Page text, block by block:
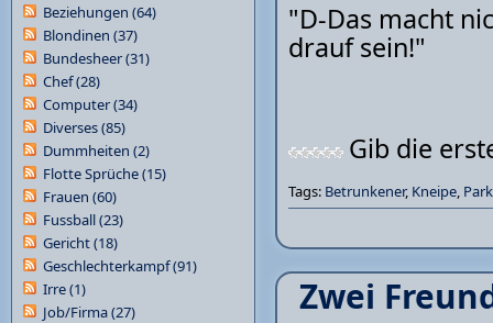
"D-Das macht
drauf sein!"
Gib die
Tags: Betrunkener, Kneipe,
Zwei
Beziehungen (64)
Blondinen (37)
Bundesheer(31)
Chef(28)
Computer(34)
Diverses(85)
Dummheiten (2)
Flotte Sprüche(15)
Frauen (60)
Fussball(23)
Gericht(18)
Geschlechterkampf(91)
Irre(1)
Job/Firma(27)